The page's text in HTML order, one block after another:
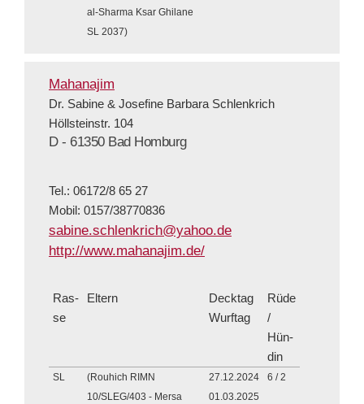
al-Sharma Ksar Ghilane
SL 2037)
Mahanajim
Dr. Sabine & Josefine Barbara Schlenkrich
Höllsteinstr. 104
D - 61350 Bad Homburg
Tel.: 06172/8 65 27
Mobil: 0157/38770836
sabine.schlenkrich@yahoo.de
http://www.mahanajim.de/
Ras­
se
Eltern
Deck­tag
Wurf­tag
Rüde
/
Hün­
din
SL
(Rouhich RIMN
10/SLEG/403 - Mersa
27.12.2024
01.03.2025
6 / 2